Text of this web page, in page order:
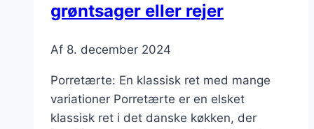
grøntsager eller rejer
Af 8. december 2024
Porretærte: En klassisk ret med mange
variationer Porretærte er en elsket
klassisk ret i det danske køkken, der